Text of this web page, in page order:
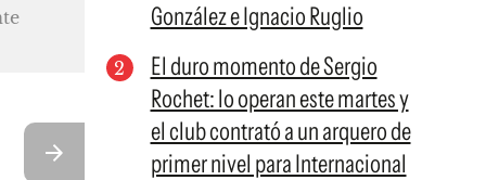
González e Ignacio Ruglio
El duro momento de Sergio
Rochet: lo operan este martes y
el club contrató a un arquero de
primer nivel para Internacional